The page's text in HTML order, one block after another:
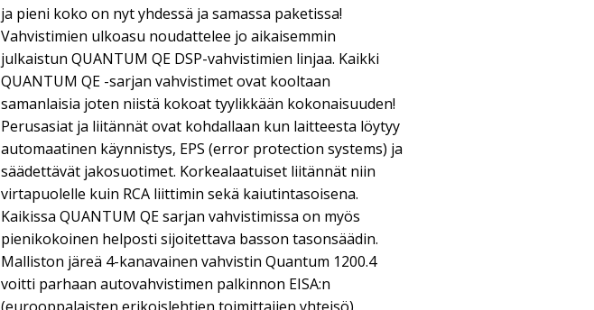
ja pieni koko on nyt yhdessä ja samassa paketissa!
Vahvistimien ulkoasu noudattelee jo aikaisemmin
julkaistun QUANTUM QE DSP-vahvistimien linjaa. Kaikki
QUANTUM QE -sarjan vahvistimet ovat kooltaan
samanlaisia joten niistä kokoat tyylikkään kokonaisuuden!
Perusasiat ja liitännät ovat kohdallaan kun laitteesta löytyy
automaatinen käynnistys, EPS (error protection systems) ja
säädettävät jakosuotimet. Korkealaatuiset liitännät niin
virtapuolelle kuin RCA liittimin sekä kaiutintasoisena.
Kaikissa QUANTUM QE sarjan vahvistimissa on myös
pienikokoinen helposti sijoitettava basson tasonsäädin.
Malliston järeä 4-kanavainen vahvistin Quantum 1200.4
voitti parhaan autovahvistimen palkinnon EISA:n